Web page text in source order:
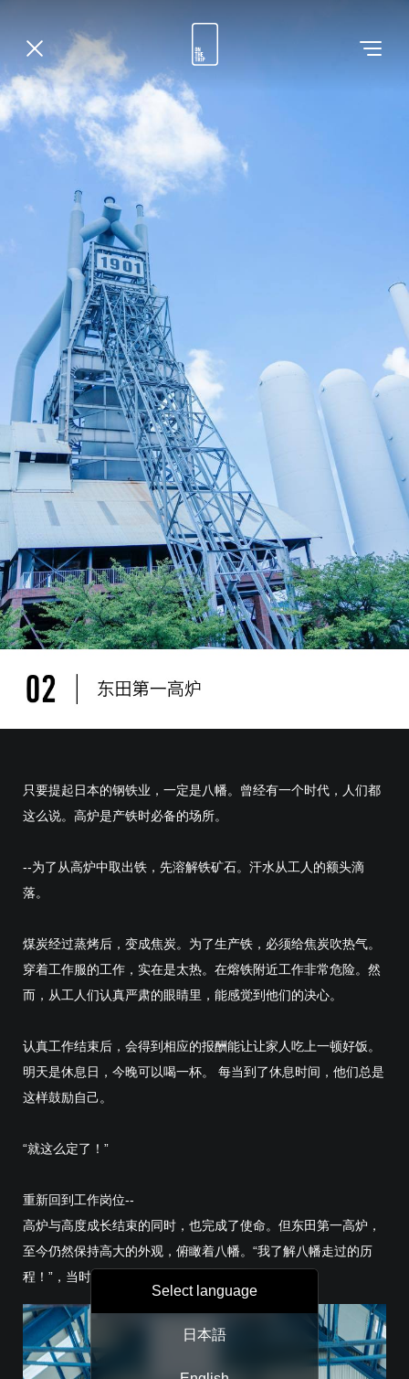
只要提起日本的钢铁业，一定是八幡。曾经有一个时代，人们都
这么说。高炉是产铁时必备的场所。
--为了从高炉中取出铁，先溶解铁矿石。汗水从工人的额头滴
落。
煤炭经过蒸烤后，变成焦炭。为了生产铁，必须给焦炭吹热气。
穿着工作服的工作，实在是太热。在熔铁附近工作非常危险。然
而，从工人们认真严肃的眼睛里，能感觉到他们的决心。
认真工作结束后，会得到相应的报酬能让让家人吃上一顿好饭。
明天是休息日，今晚可以喝一杯。 每当到了休息时间，他们总是
这样鼓励自己。
“就这么定了！”
重新回到工作岗位--
高炉与高度成长结束的同时，也完成了使命。但东田第一高炉，
至今仍然保持高大的外观，俯瞰着八幡。“我了解八幡走过的历
程！”，当时的工人们都会骄傲地这样说。
Select language
日本語